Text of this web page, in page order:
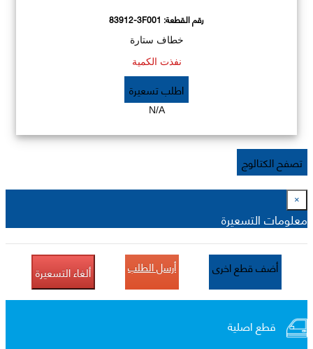
رقم القطعة: 83912-3F001
خطاف ستارة
نفذت الكمية
اطلب تسعيرة
N/A
تصفح الكتالوج
×
معلومات التسعيرة
أضف قطع اخرى أرسل الطلب ألغاء التسعيرة
قطع اصلية